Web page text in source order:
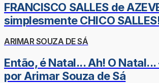
FRANCISCO SALLES de
simplesmente CHICO
ARIMAR SOUZA DE SÁ
Então, é Natal... Ah! O
por Arimar Souza de Sá